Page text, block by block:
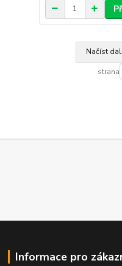
Načíst
strana
Informace pro